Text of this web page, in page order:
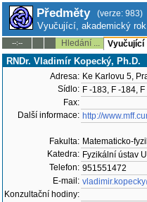
Předměty (verze: 983)
Vyučující, akademický
--:-- Hledání ... Vyučující
RNDr. Vladimír Kopecký, Ph.D.
Adresa: Ke Karlovu 5,
Sídlo: F -183, F -184,
Fax:
Další informace: http://
Fakulta: Matematicko-
Katedra: Fyzikální ústav
Telefon: 951551472
E-mail:
Konzultační hodiny: